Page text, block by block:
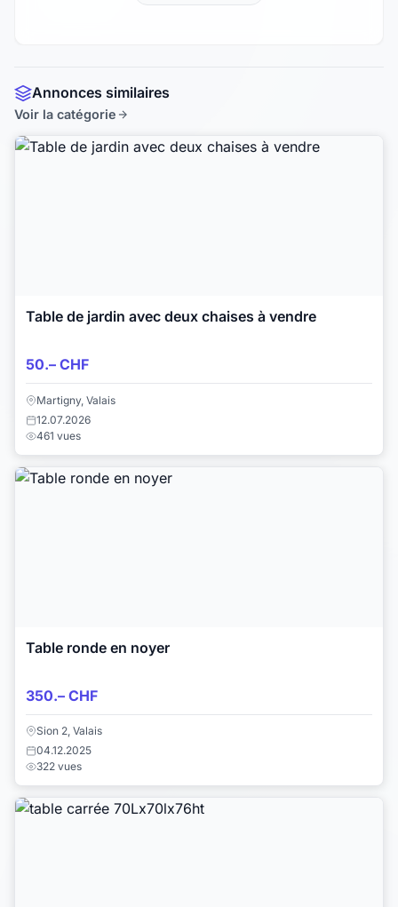
Annonces similaires
Voir la catégorie
Table de jardin avec deux chaises à vendre
50.– CHF
Martigny, Valais
12.07.2026
461 vues
Table ronde en noyer
350.– CHF
Sion 2, Valais
04.12.2025
322 vues